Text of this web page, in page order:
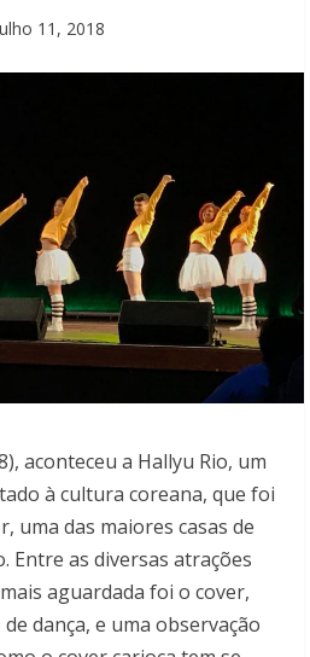
11, 2018
aconteceu a Hallyu Rio, um
à cultura coreana, que foi
uma das maiores casas de
Entre as diversas atrações
aguardada foi o cover,
dança, e uma observação